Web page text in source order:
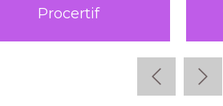
Procertif